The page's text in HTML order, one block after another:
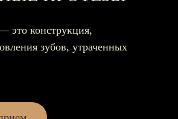
это конструкция,
зубов, утраченных